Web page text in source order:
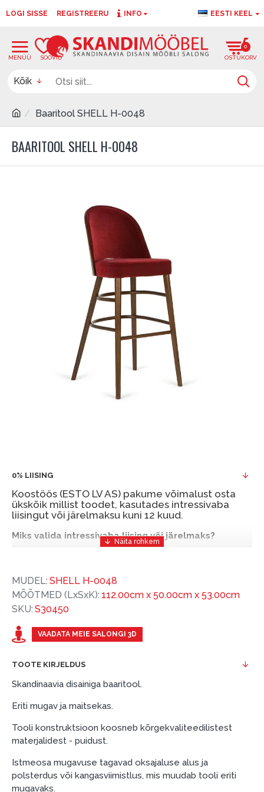
LOGI SISSE REGISTREERU INFO EESTI KEEL
0
Kõik
Baaritool SHELL H-0048
BAARITOOL SHELL H-0048
0% LIISING
Koostöös (ESTO LV AS) pakume võimalust osta
ükskõik millist toodet, kasutades intressivaba
liisingut või järelmaksu kuni 12 kuud.
Miks valida intressivaba liising või järelmaks?
teil vajalikud tooted kohe osta, kuid nende eest
hiljem tasuda.
eeliseid ilma esimese sissemakseta ja järelmaksu
perioodiga kuni 12 kuud.
Näide: Toote hind 300 €, periood: 12 kuud,
esimene sissemakse: 0 €, igakuine makse: 25 €,
meie salongi Dārzciema tänaval 91, Riia, Läti.
ESTO LV AS (Dokumentide vormistamiseks on
vajalik Smart-ID, eParaksts eID, eParaksts eID
VAADATA MEIE SALONGI 3D
TOOTE KIRJELDUS
Skandinaavia disainiga baaritool.
Eriti mugav ja maitsekas.
Tooli konstruktsioon koosneb kõrgekvaliteedilistest
materjalidest - puidust.
Istmeosa mugavuse tagavad oksajaluse alus ja
polsterdus või kangasviimistlus, mis muudab tooli eriti
mugavaks.
MUDEL: SHELL H-0048
MÕÕTMED (LxSxK): 112.00cm x 50.00cm x 53.00cm
SKU: S30450